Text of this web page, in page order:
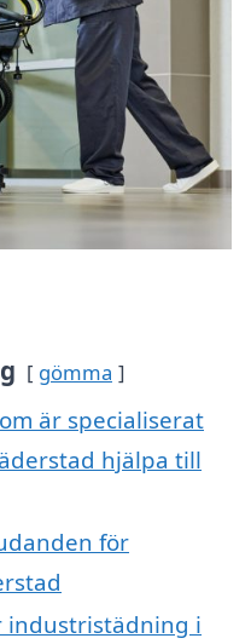
gömma
är specialiserat
hjälpa till
för
industristädning i